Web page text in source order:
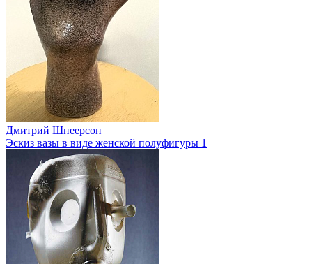
Дмитрий Шнеерсон
Эскиз вазы в виде женской полуфигуры 1